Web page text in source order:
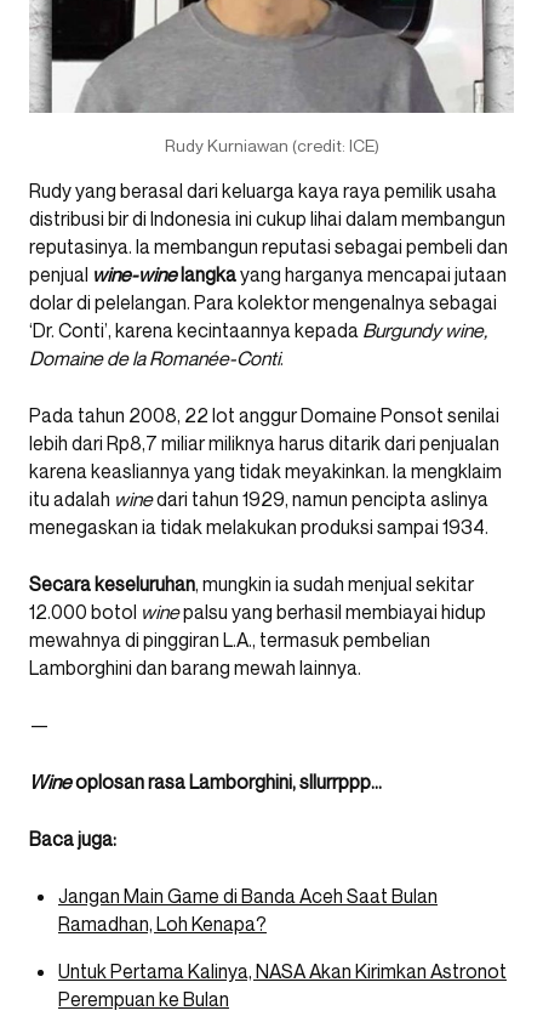
Rudy Kurniawan (credit: ICE)
Rudy yang berasal dari keluarga kaya raya pemilik usaha
distribusi bir di Indonesia ini cukup lihai dalam membangun
reputasinya. Ia membangun reputasi sebagai pembeli dan
penjual wine-winelangkayang harganya mencapai jutaan
dolar di pelelangan. Para kolektor mengenalnya sebagai
‘Dr. Conti’, karena kecintaannya kepada Burgundy wine,
Domaine de laRomanée-Conti.
Pada tahun 2008, 22 lot anggur Domaine Ponsot senilai
lebih dari Rp8,7 miliar miliknya harus ditarik dari penjualan
karena keasliannya yang tidak meyakinkan. Ia mengklaim
itu adalah winedari tahun 1929, namun pencipta aslinya
menegaskan ia tidak melakukan produksi sampai 1934.
Secara keseluruhan, mungkin ia sudah menjual sekitar
12.000 botol winepalsu yang berhasil membiayai hidup
mewahnya di pinggiran L.A., termasuk pembelian
Lamborghini dan barang mewah lainnya.
—
Wineoplosan rasa Lamborghini, sllurrppp…
Baca juga:
Jangan Main Game di Banda Aceh Saat Bulan
Ramadhan, Loh Kenapa?
Untuk Pertama Kalinya, NASA Akan Kirimkan Astronot
Perempuan ke Bulan